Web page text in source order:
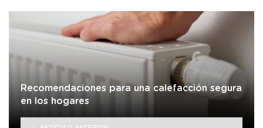
Recomendaciones para una calefacción segura
en los hogares